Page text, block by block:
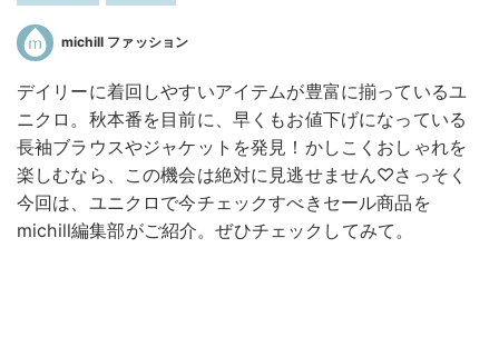
michill ファッション
デイリーに着回しやすいアイテムが豊富に揃っているユ
ニクロ。秋本番を目前に、早くもお値下げになっている
長袖ブラウスやジャケットを発見！かしこくおしゃれを
楽しむなら、この機会は絶対に見逃せません♡さっそく
今回は、ユニクロで今チェックすべきセール商品を
michill編集部がご紹介。ぜひチェックしてみて。